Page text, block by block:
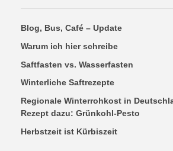
Blog, Bus, Café – Update
Warum ich hier schreibe
Saftfasten vs. Wasserfasten
Winterliche Saftrezepte
Regionale Winterrohkost in
Rezept dazu: Grünkohl-Pesto
Herbstzeit ist Kürbiszeit